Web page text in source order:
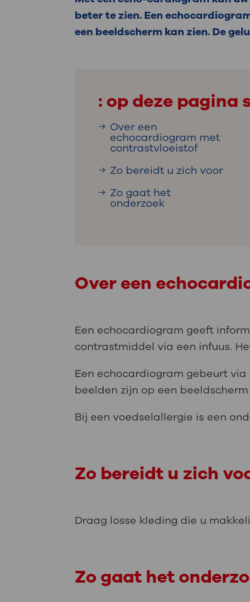
Uw
Uw
Werken
steeds verder uit, zodat u zelf
we u sneller helpen.
beter te zien. Een
een beeldscherm kan zien. De
: op deze pagina
Over een
echocardiogram met
contrastvloeistof
Zo bereidt u zich voor
Zo gaat het
onderzoek
Over een
Een echocardiogram geeft
contrastmiddel via een infuus.
Een echocardiogram gebeurt
beelden zijn op een beeldscherm
Bij een voedselallergie is een
Zo bereidt u zich
Draag losse kleding die u
Zo gaat het